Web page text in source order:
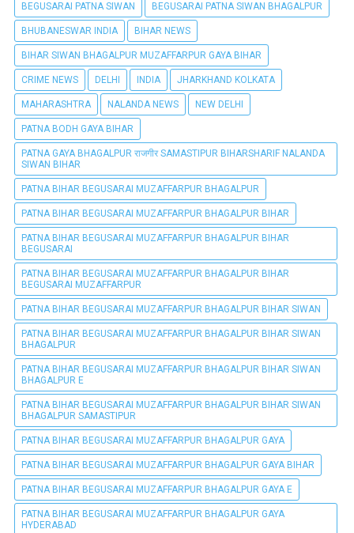
BEGUSARAI PATNA SIWAN BEGUSARAI PATNA SIWAN BHAGALPUR
BHUBANESWAR INDIA BIHAR NEWS
BIHAR SIWAN BHAGALPUR MUZAFFARPUR GAYA BIHAR
CRIME NEWS DELHI INDIA JHARKHAND KOLKATA
MAHARASHTRA NALANDA NEWS NEW DELHI
PATNA BODH GAYA BIHAR
PATNA GAYA BHAGALPUR राजगीर SAMASTIPUR BIHARSHARIF NALANDA
SIWAN BIHAR
PATNA BIHAR BEGUSARAI MUZAFFARPUR BHAGALPUR
PATNA BIHAR BEGUSARAI MUZAFFARPUR BHAGALPUR BIHAR
PATNA BIHAR BEGUSARAI MUZAFFARPUR BHAGALPUR BIHAR
BEGUSARAI
PATNA BIHAR BEGUSARAI MUZAFFARPUR BHAGALPUR BIHAR
BEGUSARAI MUZAFFARPUR
PATNA BIHAR BEGUSARAI MUZAFFARPUR BHAGALPUR BIHAR SIWAN
PATNA BIHAR BEGUSARAI MUZAFFARPUR BHAGALPUR BIHAR SIWAN
BHAGALPUR
PATNA BIHAR BEGUSARAI MUZAFFARPUR BHAGALPUR BIHAR SIWAN
BHAGALPUR E
PATNA BIHAR BEGUSARAI MUZAFFARPUR BHAGALPUR BIHAR SIWAN
BHAGALPUR SAMASTIPUR
PATNA BIHAR BEGUSARAI MUZAFFARPUR BHAGALPUR GAYA
PATNA BIHAR BEGUSARAI MUZAFFARPUR BHAGALPUR GAYA BIHAR
PATNA BIHAR BEGUSARAI MUZAFFARPUR BHAGALPUR GAYA E
PATNA BIHAR BEGUSARAI MUZAFFARPUR BHAGALPUR GAYA
HYDERABAD